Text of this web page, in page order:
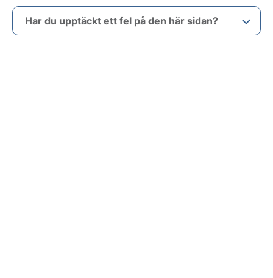
Har du upptäckt ett fel på den här sidan?